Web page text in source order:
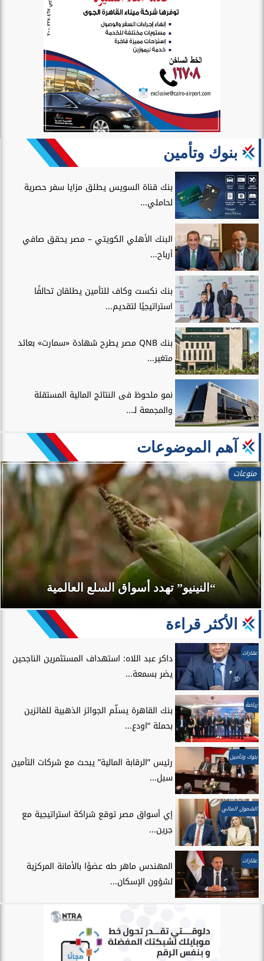
بنوك وتأمين
بنك قناة السويس يطلق مزايا سفر حصرية
لحاملي...
البنك الأهلي الكويتي – مصر يحقق صافي
أرباح...
بنك نكست وكاف للتأمين يطلقان تحالفًا
استراتيجيًا لتقديم...
بنك QNB مصر يطرح شهادة «سمارت» بعائد
متغير...
نمو ملحوظ فى النتائج المالية المستقلة
والمجمعة لـ...
آهم الموضوعات
منوعات
“النينيو” تهدد أسواق السلع العالمية
الأكثر قراءة
عقارات
داكر عبد اللاه: استهداف المستثمرين الناجحين
يضر بسمعة...
رياضة
بنك القاهرة يسلّم الجوائز الذهبية للفائزين
بحملة “اودع...
بنوك وتأمين
رئيس ”الرقابة المالية” يبحث مع شركات التأمين
سبل...
الشمول المالي
إي أسواق مصر توقع شراكة استراتيجية مع
جرين...
عقارات
المهندس ماهر طه عضوًا بالأمانة المركزية
لشؤون الإسكان...